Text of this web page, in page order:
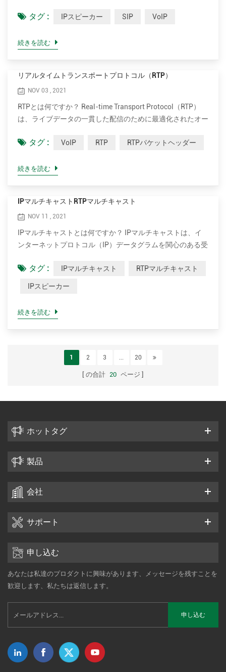
ルタイムセッションを開始、維持、および終了します. SIP
VoIPの他の方法は次のとおりです. リアルタイムトランスポ
（SDP）. SIPの主な利点は、構内交換機（構内交換機または
PBX）と公衆電話網の間の直接接続を提供することです.し
たがって、個人と企業を接続するために従来の電話は必要あ
りません. SIPのしくみ プロトコルは、交換されるメッセー
タグ : IPスピーカー SIP VoIP
続きを読む
リアルタイムトランスポートプロトコル（RTP）
NOV 03 , 2021
RTPとは何ですか？ Real-time Transport Protocol（RTP）
は、ライブデータの一貫した配信のために最適化されたオー
トワーク標準です.これは、インターネットテレフォニー、
されます. 1対1の通話（ユニキャスト）または1対多の会議
は、RTP制御プロトコル（RTCP）と組み合わせて使用​​され
ます. RTPはメディアストリーム（オーディオやビデオな
ど）を伝送しますが、RTCPは送信統計とサービス品質
（QoS）を監視するために使用され、複数のストリームの同
り、このコ...
タグ : VoIP RTP RTPパケットヘッダー
続きを読む
IPマルチキャストRTPマルチキャスト
NOV 11 , 2021
IPマルチキャストとは何ですか？ IPマルチキャストは、イ
ンターネットプロトコル（IP）データグラムを関心のある受
有のマルチキャスト形式であり、ストリーミングメディアや
その他のネットワークアプリケーションに使用されます.
内のIPインフラストラクチャを介した1対多および多対多の
リアルタイム通信のための技術です.受信者のIDに関する事
ため、より多くの受信者集団に拡張できます.マルチキャス
トは、パケットを多数の受信者に配信する必要がある場合で
も、送信元がパケットを1回だけ送信することを要求するこ
用します.ネットワ...
タグ : IPマルチキャスト RTPマルチキャスト
IPスピーカー
続きを読む
1 2 3 ... 20
の合計 20 ページ
ホットタグ
製品
会社
サポート
申し込む
あなたは私達のプロダクトに興味があります、メッセージを残すことを
歓迎します、私たちは返信します。